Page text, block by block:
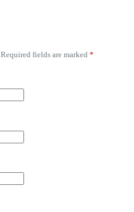
Required fields are marked *